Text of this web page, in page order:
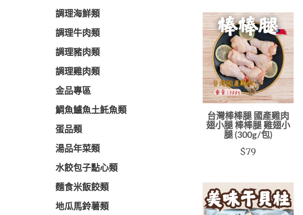
調理海鮮類
調理牛肉類
調理豬肉類
調理雞肉類
金品專區
鯛魚鱸魚土魠魚類
蛋品類
湯品年菜類
水餃包子點心類
麵食米飯餃類
地瓜馬鈴薯類
台灣棒棒腿 國產雞肉
翅小腿 棒棒腿 雞翅小
腿 (300g/包)
$79